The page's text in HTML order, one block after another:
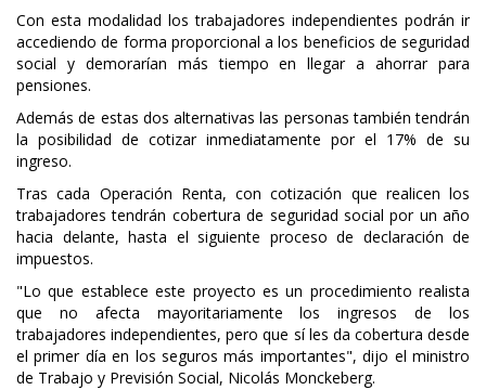
Con esta modalidad los trabajadores independientes podrán ir
accediendo de forma proporcional a los beneficios de seguridad
social y demorarían más tiempo en llegar a ahorrar para
pensiones.
Además de estas dos alternativas las personas también tendrán
la posibilidad de cotizar inmediatamente por el 17% de su
ingreso.
Tras cada Operación Renta, con cotización que realicen los
trabajadores tendrán cobertura de seguridad social por un año
hacia delante, hasta el siguiente proceso de declaración de
impuestos.
"Lo que establece este proyecto es un procedimiento realista
que no afecta mayoritariamente los ingresos de los
trabajadores independientes, pero que sí les da cobertura desde
el primer día en los seguros más importantes", dijo el ministro
de Trabajo y Previsión Social, Nicolás Monckeberg.